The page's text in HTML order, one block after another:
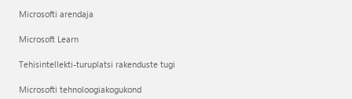
Microsofti arendaja
Microsoft Learn
Tehisintellekti-turuplatsi rakenduste tugi
Microsofti tehnoloogiakogukond